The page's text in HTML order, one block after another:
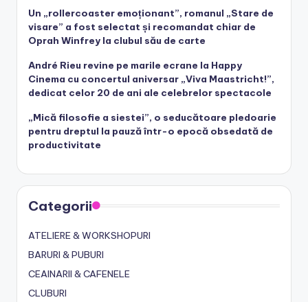
Un „rollercoaster emoționant”, romanul „Stare de
visare” a fost selectat și recomandat chiar de
Oprah Winfrey la clubul său de carte
André Rieu revine pe marile ecrane la Happy
Cinema cu concertul aniversar „Viva Maastricht!”,
dedicat celor 20 de ani ale celebrelor spectacole
„Mică filosofie a siestei”, o seducătoare pledoarie
pentru dreptul la pauză într-o epocă obsedată de
productivitate
Categorii
ATELIERE & WORKSHOPURI
BARURI & PUBURI
CEAINARII & CAFENELE
CLUBURI